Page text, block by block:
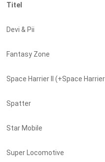
Titel
Devi & Pii
Fantasy Zone
Space Harrier II (+Space
Spatter
Star Mobile
Super Locomotive